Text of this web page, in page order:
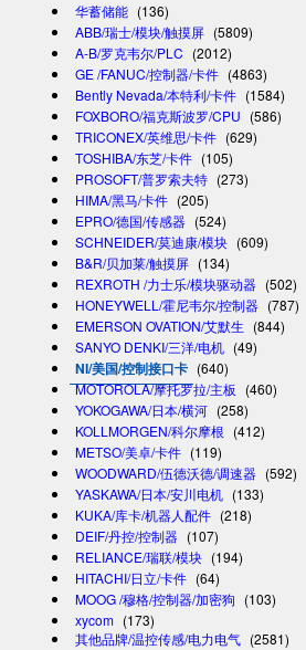
华蓄储能 (136)
ABB/瑞士/模块/触摸屏 (5809)
A-B/罗克韦尔/PLC (2012)
GE /FANUC/控制器/卡件 (4863)
Bently Nevada/本特利/卡件 (1584)
FOXBORO/福克斯波罗/CPU (586)
TRICONEX/英维思/卡件 (629)
TOSHIBA/东芝/卡件 (105)
PROSOFT/普罗索夫特 (273)
HIMA/黑马/卡件 (205)
EPRO/德国/传感器 (524)
SCHNEIDER/莫迪康/模块 (609)
B&R/贝加莱/触摸屏 (134)
REXROTH /力士乐/模块驱动器 (502)
HONEYWELL/霍尼韦尔/控制器 (787)
EMERSON OVATION/艾默生 (844)
SANYO DENKI/三洋/电机 (49)
NI/美国/控制接口卡 (640)
MOTOROLA/摩托罗拉/主板 (460)
YOKOGAWA/日本/横河 (258)
KOLLMORGEN/科尔摩根 (412)
METSO/美卓/卡件 (119)
WOODWARD/伍德沃德/调速器 (592)
YASKAWA/日本/安川电机 (133)
KUKA/库卡/机器人配件 (218)
DEIF/丹控/控制器 (107)
RELIANCE/瑞联/模块 (194)
HITACHI/日立/卡件 (64)
MOOG /穆格/控制器/加密狗 (103)
xycom (173)
其他品牌/温控传感/电力电气 (2581)